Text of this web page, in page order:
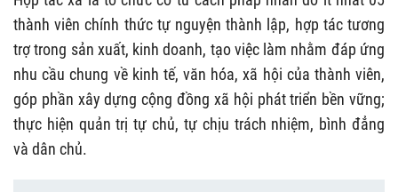
thành viên chính thức tự nguyện thành lập, hợp tác tương
trợ trong sản xuất, kinh doanh, tạo việc làm nhằm đáp ứng
nhu cầu chung về kinh tế, văn hóa, xã hội của thành viên,
góp phần xây dựng cộng đồng xã hội phát triển bền vững;
thực hiện quản trị tự chủ, tự chịu trách nhiệm, bình đẳng
và dân chủ.